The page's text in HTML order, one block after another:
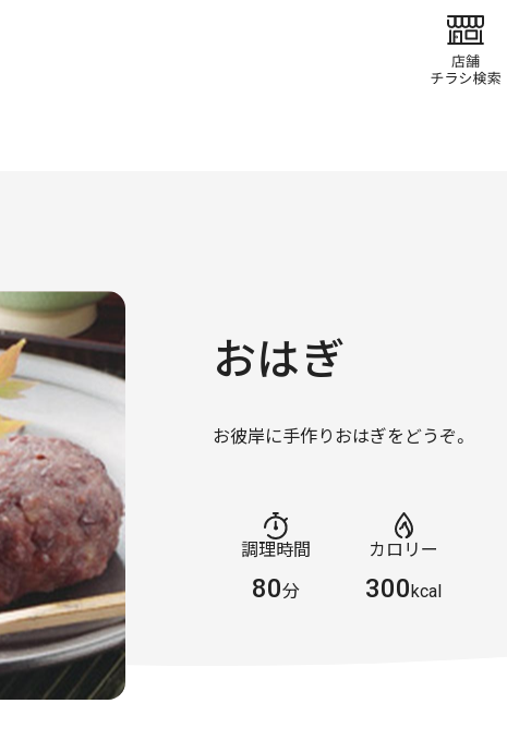
おはぎ
お彼岸に手作りおはぎをどうぞ。
調理時間
80分
カロリー
300kcal